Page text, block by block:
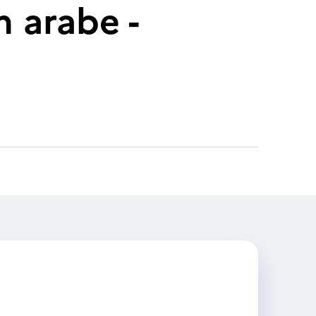
arabe -